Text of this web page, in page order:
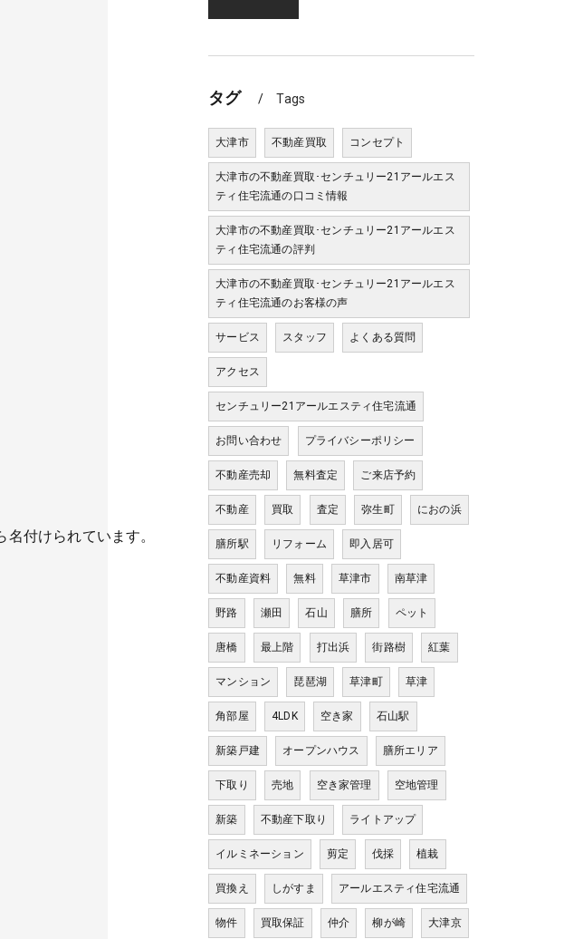
付けられています。
タグ Tags
大津市 不動産買取 コンセプト
大津市の不動産買取･センチュリー21アールエス
ティ住宅流通の口コミ情報
大津市の不動産買取･センチュリー21アールエス
ティ住宅流通の評判
大津市の不動産買取･センチュリー21アールエス
ティ住宅流通のお客様の声
サービス スタッフ よくある質問
アクセス
センチュリー21アールエスティ住宅流通
お問い合わせ プライバシーポリシー
不動産売却 無料査定 ご来店予約
不動産 買取 査定 弥生町 におの浜
膳所駅 リフォーム 即入居可
不動産資料 無料 草津市 南草津
野路 瀬田 石山 膳所 ペット
唐橋 最上階 打出浜 街路樹 紅葉
マンション 琵琶湖 草津町 草津
角部屋 4LDK 空き家 石山駅
新築戸建 オープンハウス 膳所エリア
下取り 売地 空き家管理 空地管理
新築 不動産下取り ライトアップ
イルミネーション 剪定 伐採 植栽
買換え しがすま アールエスティ住宅流通
物件 買取保証 仲介 柳が崎 大津京